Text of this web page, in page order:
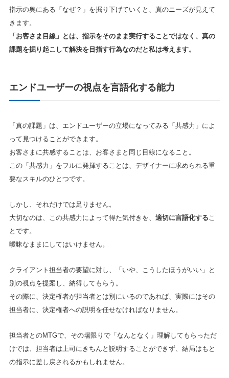
指示の奥にある「なぜ？」を掘り下げていくと、真のニーズが見えて
きます。
「お客さま目線」とは、指示をそのまま実行することではなく、真の
課題を掘り起こして解決を目指す行為なのだと私は考えます。
エンドユーザーの視点を言語化する能力
「真の課題」は、エンドユーザーの立場になってみる「共感力」によ
って見つけることができます。
お客さまに共感することは、お客さまと同じ目線になること。
この「共感力」をフルに発揮することは、デザイナーに求められる重
要なスキルのひとつです。
しかし、それだけでは足りません。
大切なのは、この共感力によって得た気付きを、 適切に言語化する こ
とです。
曖昧なままにしてはいけません。
クライアント担当者の要望に対し、「いや、こうしたほうがいい」と
別の視点を提案し、納得してもらう。
その際に、決定権者が担当者とは別にいるのであれば、実際にはその
担当者に、決定権者への説明を任せなければなりません。
担当者とのMTGで、その場限りで「なんとなく」理解してもらっただ
けでは、担当者は上司にきちんと説明することができず、結局はもと
の指示に差し戻されるかもしれません。